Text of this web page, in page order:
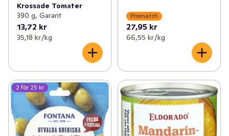
Krossade Tomater
390 g, Garant
13,72 kr
35,18 kr /kg
Prismatch
27,95 kr
66,55 kr /kg
2 för 25 kr